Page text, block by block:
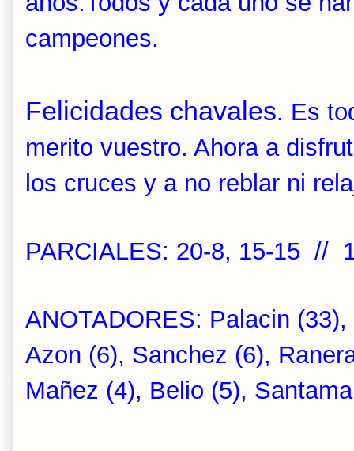
campeones.
Felicidades chavales. Es
merito vuestro. Ahora a
los cruces y a no reblar ni
PARCIALES: 20-8, 15-15 //
ANOTADORES: Palacin
Azon (6), Sanchez (6),
Mañez (4), Belio (5),